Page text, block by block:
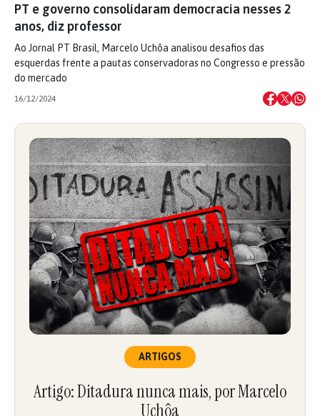
PT e governo consolidaram democracia nesses 2
anos, diz professor
Ao Jornal PT Brasil, Marcelo Uchôa analisou desafios das
esquerdas frente a pautas conservadoras no Congresso e pressão
do mercado
16/12/2024
ARTIGOS
Artigo: Ditadura nunca mais, por Marcelo
Uchôa